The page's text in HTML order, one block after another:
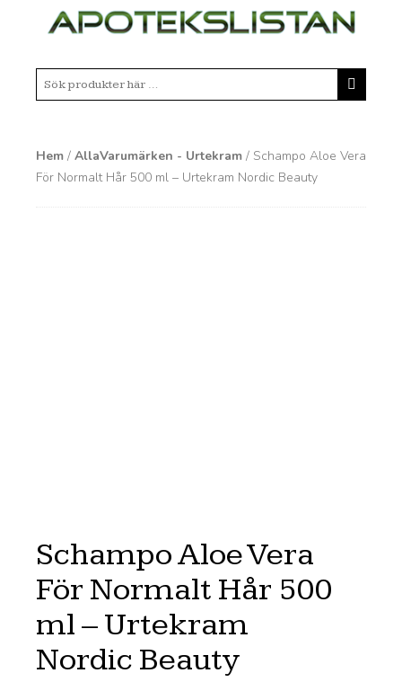
Hem / AllaVarumärken - Urtekram / Schampo Aloe Vera
För Normalt Hår 500 ml – Urtekram Nordic Beauty
Schampo Aloe Vera
För Normalt Hår 500
ml – Urtekram
Nordic Beauty